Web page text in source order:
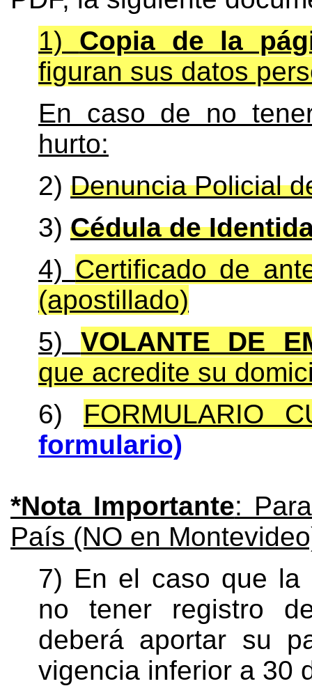
1) Copia de la
figuran sus datos
En caso de no
hurto:
2) Denuncia Policial
3) Cédula de
4) Certificado de
(apostillado)
5) VOLANTE DE
que acredite su
6) FORMULARIO
formulario)
*Nota Importante:
País (NO en
7) En el caso que la
no tener registro
deberá aportar su
vigencia inferior a 30